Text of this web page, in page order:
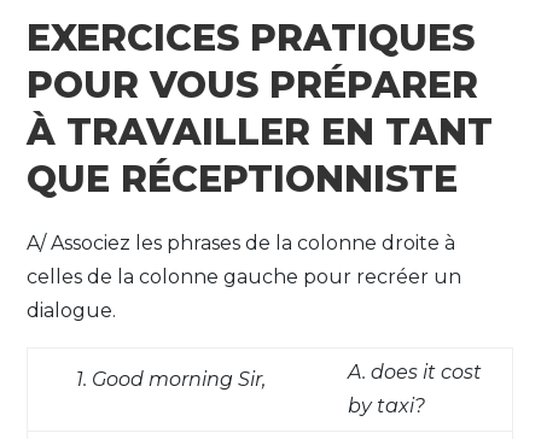
EXERCICES PRATIQUES
POUR VOUS PRÉPARER
À TRAVAILLER EN TANT
QUE RÉCEPTIONNISTE
A/ Associez les phrases de la colonne droite à
celles de la colonne gauche pour recréer un
dialogue.
1. Good morning Sir,
A. does it cost
by taxi?